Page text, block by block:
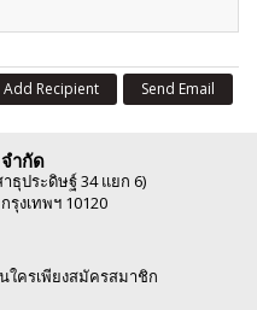
Send Email
Add Recipient
ำกัด
ธุประดิษฐ์ 34 แยก 6)
รุงเทพฯ 10120
ครเพียงสมัครสมาชิก